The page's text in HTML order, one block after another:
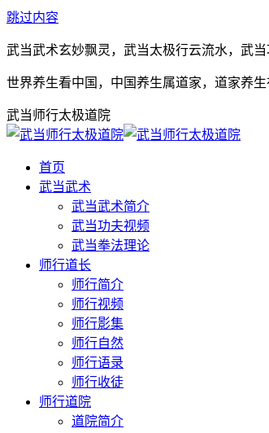
跳过内容
武当武术玄妙飘灵，武当太极行云流水，武当
世界养生看中国，中国养生属道家，道家养
武当师行太极道院
首页
武当武术
武当武术简介
武当功夫视频
武当拳法理论
师行道长
师行简介
师行视频
师行影集
师行自然
师行语录
师行收徒
师行道院
道院简介